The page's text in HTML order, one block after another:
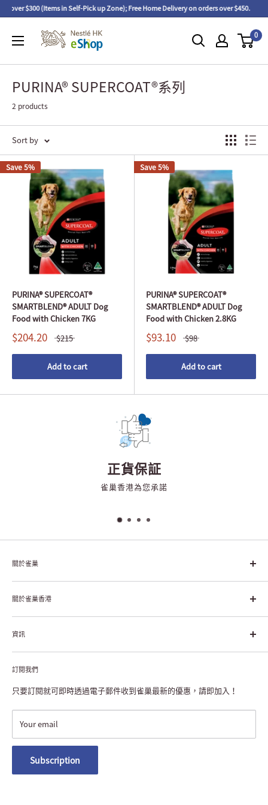
over $300 (Items in Self-Pick up Zone); Free Home Delivery on orders over $450.
0
PURINA® SUPERCOAT®系列
2 products
Sort by
Save 5%
PURINA® SUPERCOAT®
SMARTBLEND® ADULT Dog
Food with Chicken 7KG
$204.20 $215
Add to cart
Save 5%
PURINA® SUPERCOAT®
SMARTBLEND® ADULT Dog
Food with Chicken 2.8KG
$93.10 $98
Add to cart
正貨保証
雀巢香港為您承諾
關於雀巢
雀巢集團起源於1866年的瑞士，目前是全球領先的「營養、健康、
幸福生活」企業。雀巢的目標是「我們充分發掘食品的力量，提升
關於雀巢香港
About Nestlé HK
Nestlé Hong Kong Creating Shared Value
Contact Us
Privacy Notice
NESCAFÉ® Dolce Gusto® Machine Registration
資訊
Payment & Delivery
Returns or Exchanges
FAQ
Nestlé Member Rewards
Macau Delivery
訂閱我們
只要訂閱就可即時透過電子郵件收到雀巢最新的優惠，請即加入！
Your email
Subscription